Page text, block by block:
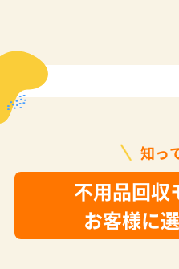
知っ
不用品回収
お客様に